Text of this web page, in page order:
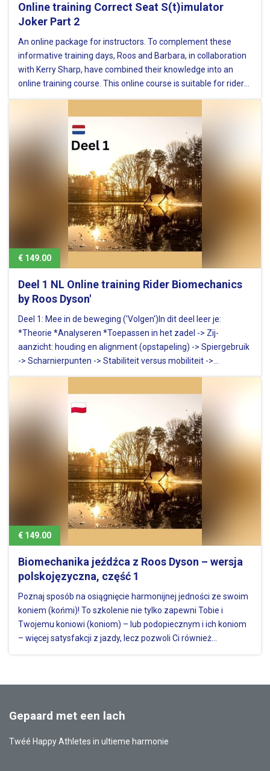
Online training Correct Seat S(t)imulator
Joker Part 2
An online package for instructors. To complement these
informative training days, Roos and Barbara, in collaboration
with Kerry Sharp, have combined their knowledge into an
online training course. This online course is suitable for riders
and trainers of all disciplines, from beginner to Grand Prix…
€ 149.00
Deel 1 NL Online training Rider Biomechanics
by Roos Dyson'
Deel 1: Mee in de beweging ('Volgen')In dit deel leer je:
*Theorie *Analyseren *Toepassen in het zadel -> Zij-
aanzicht: houding en alignment (opstapeling) -> Spiergebruik
-> Scharnierpunten -> Stabiliteit versus mobiliteit ->
€ 149.00
Biomechanika jeźdźca z Roos Dyson – wersja
polskojęzyczna, część 1
Poznaj sposób na osiągnięcie harmonijnej jedności ze swoim
koniem (końmi)! To szkolenie nie tylko zapewni Tobie i
Twojemu koniowi (koniom) – lub podopiecznym i ich koniom
– więcej satysfakcji z jazdy, lecz pozwoli Ci również
Gepaard met een lach
Twéé Happy Athletes in ultieme harmonie